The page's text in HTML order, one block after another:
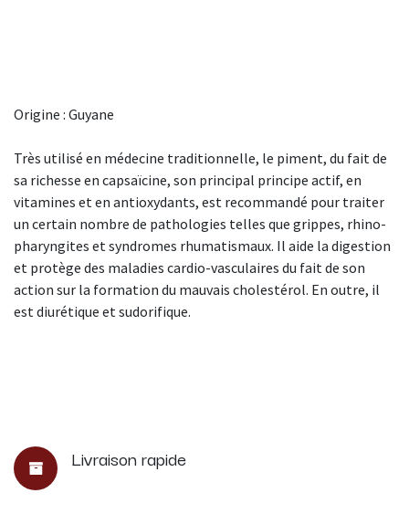
Origine : Guyane
Très utilisé en médecine traditionnelle, le piment, du fait de
sa richesse en capsaïcine, son principal principe actif, en
vitamines et en antioxydants, est recommandé pour traiter
un certain nombre de pathologies telles que grippes, rhino-
pharyngites et syndromes rhumatismaux. Il aide la digestion
et protège des maladies cardio-vasculaires du fait de son
action sur la formation du mauvais cholestérol. En outre, il
est diurétique et sudorifique.
Livraison rapide